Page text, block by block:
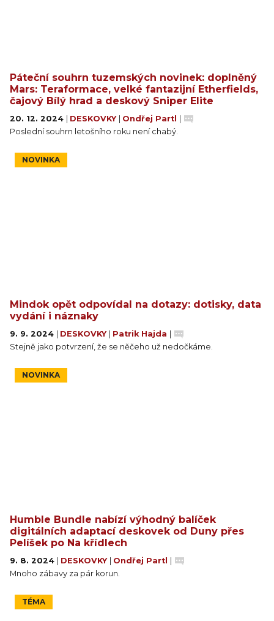
Páteční souhrn tuzemských novinek: doplněný
Mars: Teraformace, velké fantazijní Etherfields,
čajový Bílý hrad a deskový Sniper Elite
20. 12. 2024 DESKOVKY Ondřej Partl
Poslední souhrn letošního roku není chabý.
NOVINKA
Mindok opět odpovídal na dotazy: dotisky, data
vydání i náznaky
9. 9. 2024 DESKOVKY Patrik Hajda
Stejně jako potvrzení, že se něčeho už nedočkáme.
NOVINKA
Humble Bundle nabízí výhodný balíček
digitálních adaptací deskovek od Duny přes
Pelíšek po Na křídlech
9. 8. 2024 DESKOVKY Ondřej Partl
Mnoho zábavy za pár korun.
TÉMA